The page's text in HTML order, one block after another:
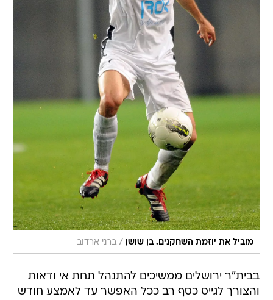
מוביל את יוזמת השחקנים. בן שושן / ברני ארדוב
בבית"ר ירושלים ממשיכים להתנהל תחת אי ודאות
והצורך לגייס כסף רב ככל האפשר עד לאמצע חודש